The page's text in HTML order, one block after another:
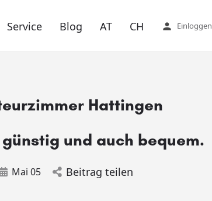
Service Blog AT CH Einloggen
Hattingen
und auch bequem.
Mai 05 Beitrag teilen